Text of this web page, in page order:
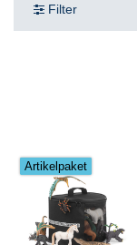
Filter
Artikelpaket